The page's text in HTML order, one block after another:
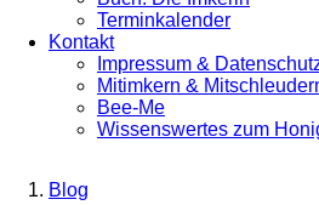
Terminkalender
Kontakt
Impressum &
Mitimkern &
Bee-Me
Wissenswertes zum
Blog